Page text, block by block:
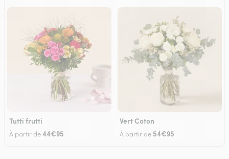
Tutti frutti
À partir de44€95
Vert Coton
À partir de 54€95